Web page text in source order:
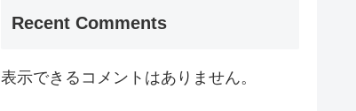
Recent Comments
表示できるコメントはありません。